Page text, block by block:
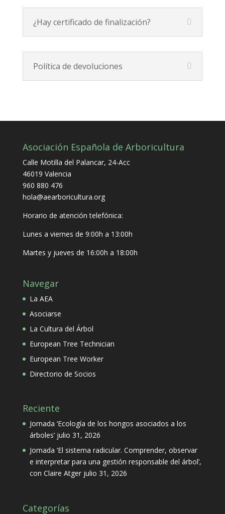
¿Hay certificado de finalización?
Política de devoluciones
Asociación Española de Arboricultura
Calle Motilla del Palancar, 24-Acc
46019 Valencia
960 880 476
hola@aearboricultura.org
Horario de atención telefónica:
Lunes a viernes de 9:00h a 13:00h
Martes y jueves de 16:00h a 18:00h
Navegar
La AEA
Asociarse
La Cultura del Árbol
European Tree Technician
European Tree Worker
Directorio de Socios
Reciente
Jornada ‘Ecología de los hongos asociados a los
árboles’ julio 31, 2026
Jornada ‘El sistema radicular. Comprender, observar
e interpretar para una gestión responsable del árbol’,
con Claire Atger julio 31, 2026
Categorías